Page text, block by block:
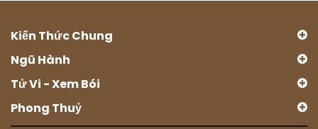
Kiến Thức Chung
Ngũ Hành
Tử Vi - Xem Bói
Phong Thuỷ